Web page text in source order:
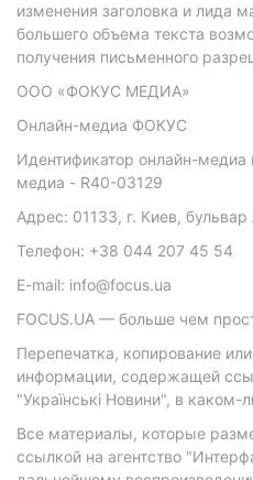
изменения заголовка и лида
большего объема текста
получения письменного
ООО «ФОКУС МЕДИА»
Онлайн-медиа ФОКУС
Идентификатор онлайн-медиа
медиа - R40-03129
Адрес: 01133, г. Киев,
Телефон: +38 044 207 45 54
E-mail: info@focus.ua
FOCUS.UA — больше чем
Перепечатка, копирование
информации, содержащей
"Українські Новини", в
Все материалы, которые
ссылкой на агентство